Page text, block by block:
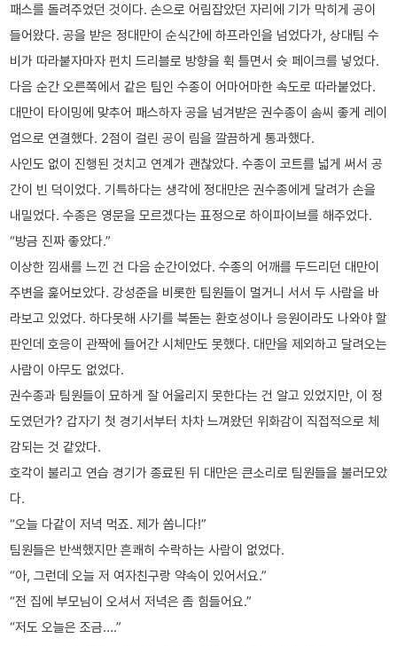
패스를 돌려주었던 것이다. 손으로 어림잡았던 자리에 기가 막히게 공이
들어왔다. 공을 받은 정대만이 순식간에 하프라인을 넘었다가, 상대팀 수
비가 따라붙자마자 펀치 드리블로 방향을 휙 틀면서 슛 페이크를 넣었다.
다음 순간 오른쪽에서 같은 팀인 수종이 어마어마한 속도로 따라붙었다.
대만이 타이밍에 맞추어 패스하자 공을 넘겨받은 권수종이 솜씨 좋게 레이
업으로 연결했다. 2점이 걸린 공이 림을 깔끔하게 통과했다.
사인도 없이 진행된 것치고 연계가 괜찮았다. 수종이 코트를 넓게 써서 공
간이 빈 덕이었다. 기특하다는 생각에 정대만은 권수종에게 달려가 손을
내밀었다. 수종은 영문을 모르겠다는 표정으로 하이파이브를 해주었다.
“방금 진짜 좋았다.”
이상한 낌새를 느낀 건 다음 순간이었다. 수종의 어깨를 두드리던 대만이
주변을 훑어보았다. 강성준을 비롯한 팀원들이 멀거니 서서 두 사람을 바
라보고 있었다. 하다못해 사기를 북돋는 환호성이나 응원이라도 나와야 할
판인데 호응이 관짝에 들어간 시체만도 못했다. 대만을 제외하고 달려오는
사람이 아무도 없었다.
권수종과 팀원들이 묘하게 잘 어울리지 못한다는 건 알고 있었지만, 이 정
도였던가? 갑자기 첫 경기서부터 차차 느껴왔던 위화감이 직접적으로 체
감되는 것 같았다.
호각이 불리고 연습 경기가 종료된 뒤 대만은 큰소리로 팀원들을 불러모았
다.
“오늘 다같이 저녁 먹죠. 제가 쏩니다!”
팀원들은 반색했지만 흔쾌히 수락하는 사람이 없었다.
“아, 그런데 오늘 저 여자친구랑 약속이 있어서요.”
“전 집에 부모님이 오셔서 저녁은 좀 힘들어요.”
“저도 오늘은 조금….”